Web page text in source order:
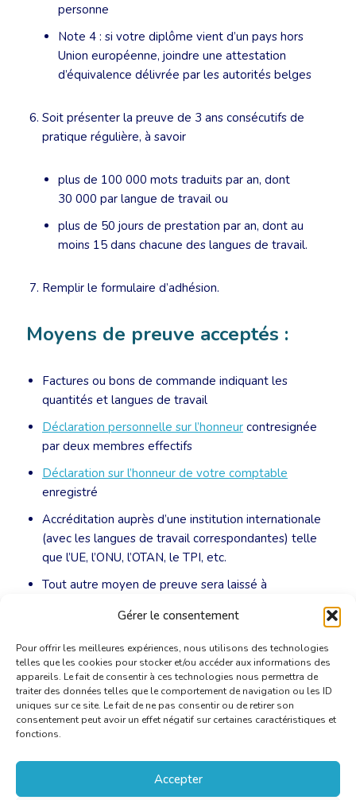
Gérer le consentement
Pour offrir les meilleures expériences, nous utilisons des technologies
telles que les cookies pour stocker et/ou accéder aux informations des
appareils. Le fait de consentir à ces technologies nous permettra de
traiter des données telles que le comportement de navigation ou les ID
uniques sur ce site. Le fait de ne pas consentir ou de retirer son
consentement peut avoir un effet négatif sur certaines caractéristiques et
fonctions.
Accepter
personne
Note 4 : si votre diplôme vient d’un pays hors
Union européenne, joindre une attestation
d’équivalence délivrée par les autorités belges
Soit présenter la preuve de 3 ans consécutifs de
pratique régulière, à savoir
plus de 100 000 mots traduits par an, dont
30 000 par langue de travail ou
plus de 50 jours de prestation par an, dont au
moins 15 dans chacune des langues de travail.
Remplir le formulaire d’adhésion.
Moyens de preuve acceptés :
Factures ou bons de commande indiquant les
quantités et langues de travail
Déclaration personnelle sur l’honneur contresignée
par deux membres effectifs
Déclaration sur l’honneur de votre comptable
enregistré
Accréditation auprès d’une institution internationale
(avec les langues de travail correspondantes) telle
que l’UE, l’ONU, l’OTAN, le TPI, etc.
Tout autre moyen de preuve sera laissé à